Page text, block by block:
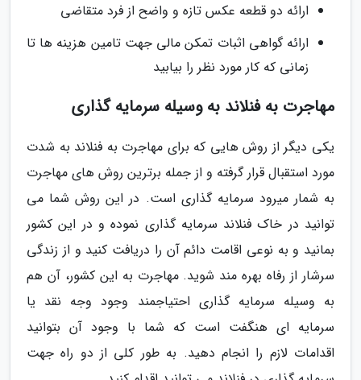
ارائه دو قطعه عکس تازه و واضح از فرد متقاضی
ارائه گواهی اثبات تمکن مالی جهت تامین هزینه ها تا
زمانی که کار مورد نظر را بیابید
مهاجرت به فنلاند به وسیله سرمایه گذاری
یکی دیگر از روش هایی که برای مهاجرت به فنلاند به شدت
مورد استقبال قرار گرفته و از جمله برترین روش های مهاجرت
به شمار میرود سرمایه گذاری است. در این روش شما می
توانید در خاک فنلاند سرمایه گذاری نموده و در این کشور
بمانید و به نوعی اقامت دائم آن را دریافت کنید و از زندگی
سرشار از رفاه بهره مند شوید. مهاجرت به این کشور، آن هم
به وسیله سرمایه گذاری احتیاجمند وجود وجه نقد یا
سرمایه ای هنگفت است که شما با وجود آن بتوانید
اقدامات لازم را انجام دهید. به طور کلی از دو راه جهت